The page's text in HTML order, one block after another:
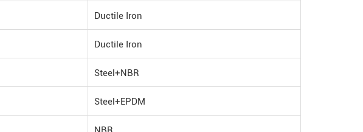
Ductile Iron
Ductile Iron
Steel+NBR
Steel+EPDM
NBR